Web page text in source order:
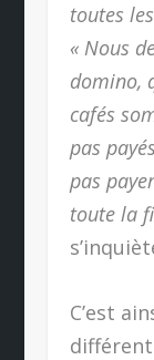
toutes
« Nous
domino,
cafés
pas
pas
toute la
C’est